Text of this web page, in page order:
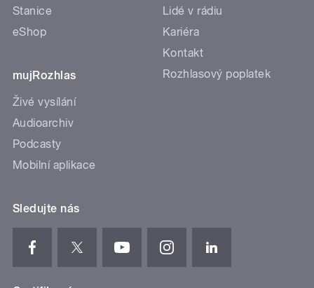
Stanice
eShop
mujRozhlas
Živé vysílání
Audioarchiv
Podcasty
Mobilní aplikace
Lidé v rádiu
Kariéra
Kontakt
Rozhlasový poplatek
Sledujte nás